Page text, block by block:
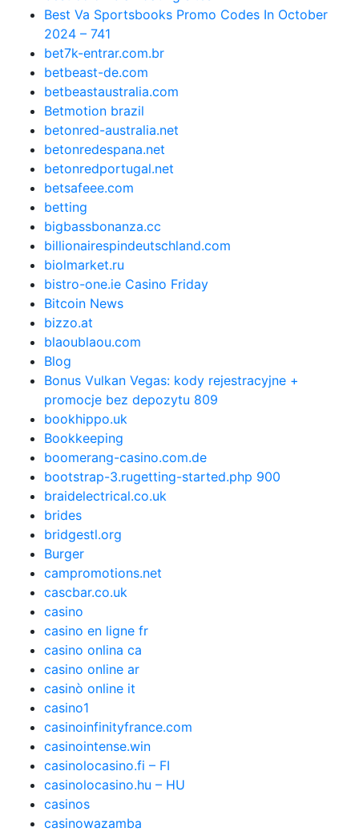
Best Va Sportsbooks Promo Codes In October
2024 – 741
bet7k-entrar.com.br
betbeast-de.com
betbeastaustralia.com
Betmotion brazil
betonred-australia.net
betonredespana.net
betonredportugal.net
betsafeee.com
betting
bigbassbonanza.cc
billionairespindeutschland.com
biolmarket.ru
bistro-one.ie Casino Friday
Bitcoin News
bizzo.at
blaoublaou.com
Blog
Bonus Vulkan Vegas: kody rejestracyjne +
promocje bez depozytu 809
bookhippo.uk
Bookkeeping
boomerang-casino.com.de
bootstrap-3.rugetting-started.php 900
braidelectrical.co.uk
brides
bridgestl.org
Burger
campromotions.net
cascbar.co.uk
casino
casino en ligne fr
casino onlina ca
casino online ar
casinò online it
casino1
casinoinfinityfrance.com
casinointense.win
casinolocasino.fi – FI
casinolocasino.hu – HU
casinos
casinowazamba